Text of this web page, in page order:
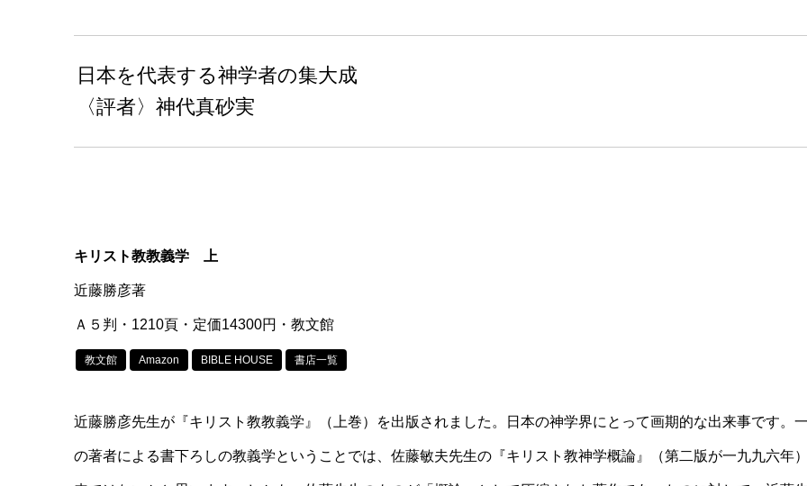
日本を代表する神学者の集大成
〈評者〉神代真砂実
キリスト教教義学 上
近藤勝彦著
Ａ５判・1210頁・定価14300円・教文館
教文館 Amazon BIBLE HOUSE 書店一覧
近藤勝彦先生が『キリスト教教義学』（上巻）を出版されました。日本の神学界にとって画期的な出来事です。
の著者による書下ろしの教義学ということでは、佐藤敏夫先生の『キリスト教神学概論』（第二版が一九九六年